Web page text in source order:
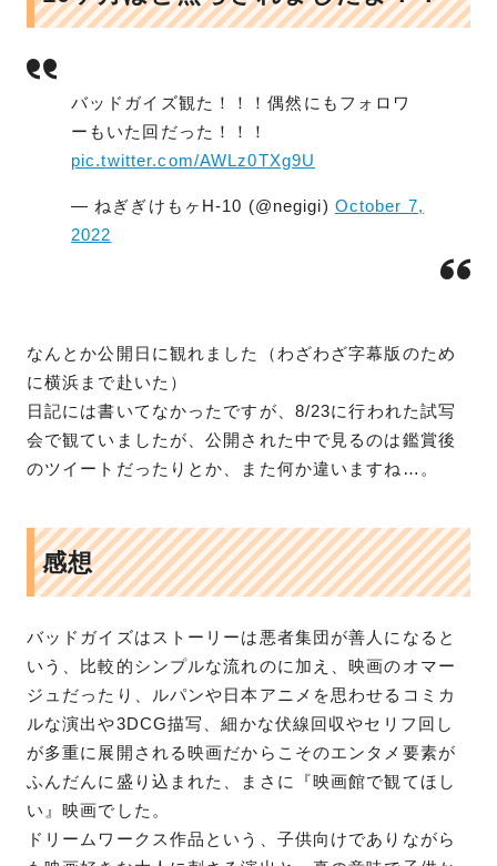
バッドガイズ観た！！！偶然にもフォロワ
ーもいた回だった！！！
pic.twitter.com/AWLz0TXg9U
— ねぎぎけもヶH-10 (@negigi) October 7,
2022
なんとか公開日に観れました（わざわざ字幕版のため
に横浜まで赴いた）
日記には書いてなかったですが、8/23に行われた試写
会で観ていましたが、公開された中で見るのは鑑賞後
のツイートだったりとか、また何か違いますね…。
感想
バッドガイズはストーリーは悪者集団が善人になると
いう、比較的シンプルな流れのに加え、映画のオマー
ジュだったり、ルパンや日本アニメを思わせるコミカ
ルな演出や3DCG描写、細かな伏線回収やセリフ回し
が多重に展開される映画だからこそのエンタメ要素が
ふんだんに盛り込まれた、まさに『映画館で観てほし
い』映画でした。
ドリームワークス作品という、子供向けでありながら